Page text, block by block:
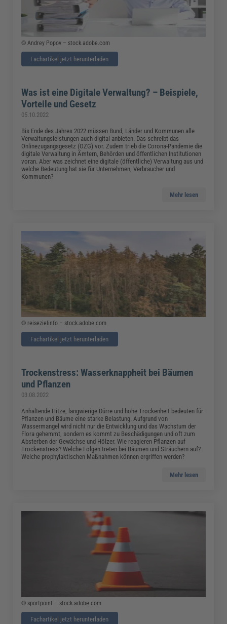
© Andrey Popov – stock.adobe.com
Fachartikel jetzt herunterladen
Was ist eine Digitale Verwaltung? – Beispiele,
Vorteile und Gesetz
05.10.2022
Bis Ende des Jahres 2022 müssen Bund, Länder und Kommunen alle
Verwaltungsleistungen auch digital anbieten. Das schreibt das
Onlinezugangsgesetz (OZG) vor. Zudem trieb die Corona-Pandemie die
digitale Verwaltung in Ämtern, Behörden und öffentlichen Institutionen
voran. Aber was zeichnet eine digitale (öffentliche) Verwaltung aus und
welche Bedeutung hat sie für Unternehmen, Verbraucher und
Kommunen?
Mehr lesen
© reisezielinfo – stock.adobe.com
Fachartikel jetzt herunterladen
Trockenstress: Wasserknappheit bei Bäumen
und Pflanzen
03.08.2022
Anhaltende Hitze, langwierige Dürre und hohe Trockenheit bedeuten für
Pflanzen und Bäume eine starke Belastung. Aufgrund von
Wassermangel wird nicht nur die Entwicklung und das Wachstum der
Flora gehemmt, sondern es kommt zu Beschädigungen und oft zum
Absterben der Gewächse und Hölzer. Wie reagieren Pflanzen auf
Trockenstress? Welche Folgen treten bei Bäumen und Sträuchern auf?
Welche prophylaktischen Maßnahmen können ergriffen werden?
Mehr lesen
© sportpoint – stock.adobe.com
Fachartikel jetzt herunterladen